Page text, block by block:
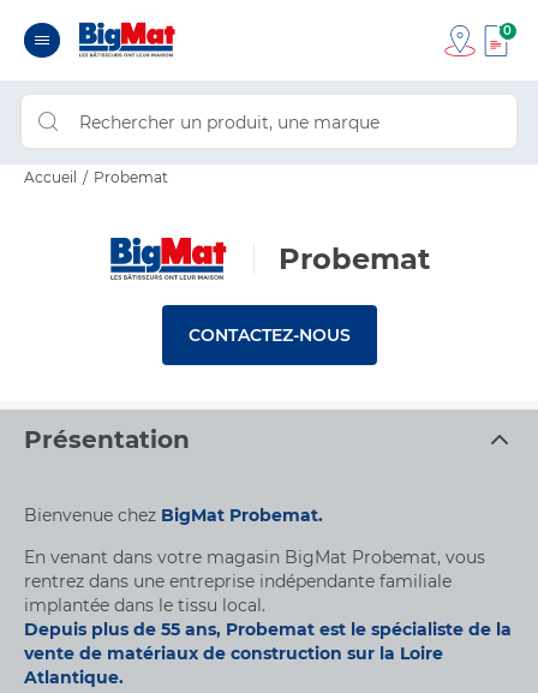
0
Accueil Probemat
Probemat
CONTACTEZ-NOUS
Présentation
Bienvenue chez BigMat Probemat.
En venant dans votre magasin BigMat Probemat, vous
rentrez dans une entreprise indépendante familiale
implantée dans le tissu local.
Depuis plus de 55 ans, Probemat est le spécialiste de la
vente de matériaux de construction sur la Loire
Atlantique.